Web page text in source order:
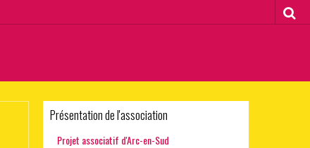
Présentation de l'association
Projet associatif d'Arc-en-Sud